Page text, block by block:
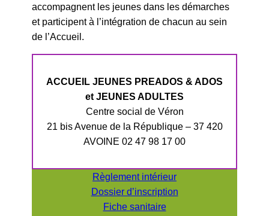
accompagnent les jeunes dans les démarches
et participent à l’intégration de chacun au sein
de l’Accueil.
ACCUEIL JEUNES PREADOS & ADOS
et JEUNES ADULTES
Centre social de Véron
21 bis Avenue de la République – 37 420
AVOINE 02 47 98 17 00
Règlement intérieur
Dossier d’inscription
Fiche sanitaire